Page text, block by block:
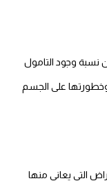
نسبة وجود التامول
وخطورتها على الجسم
التي يعاني منها